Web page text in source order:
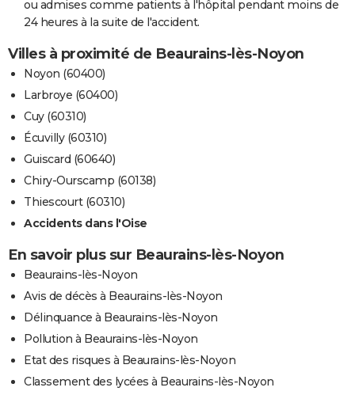
ou admises comme patients à l'hôpital pendant moins de
24 heures à la suite de l'accident.
Villes à proximité de Beaurains-lès-Noyon
Noyon (60400)
Larbroye (60400)
Cuy (60310)
Écuvilly (60310)
Guiscard (60640)
Chiry-Ourscamp (60138)
Thiescourt (60310)
Accidents dans l'Oise
En savoir plus sur Beaurains-lès-Noyon
Beaurains-lès-Noyon
Avis de décès à Beaurains-lès-Noyon
Délinquance à Beaurains-lès-Noyon
Pollution à Beaurains-lès-Noyon
Etat des risques à Beaurains-lès-Noyon
Classement des lycées à Beaurains-lès-Noyon